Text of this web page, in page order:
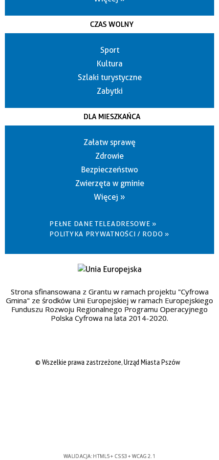
CZAS WOLNY
Sport
Kultura
Szlaki turystyczne
Zabytki
DLA MIESZKAŃCA
Załatw sprawę
Zdrowie
Bezpieczeństwo
Zwierzęta w gminie
Więcej »
PEŁNE DANE TELEADRESOWE »
POLITYKA PRYWATNOŚCI / RODO »
Strona sfinansowana z Grantu w ramach projektu "Cyfrowa
Gmina" ze środków Unii Europejskiej w ramach Europejskiego
Funduszu Rozwoju Regionalnego Programu Operacyjnego
Polska Cyfrowa na lata 2014-2020.
© Wszelkie prawa zastrzeżone, Urząd Miasta Pszów
WALIDACJA: HTML5+ CSS3 + WCAG 2.1